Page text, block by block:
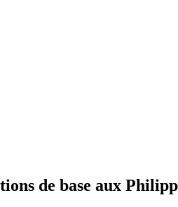
de base aux